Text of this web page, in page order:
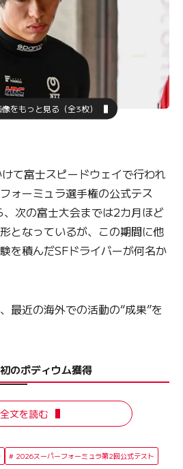
をもっと見る（全3枚）
て富士スピードウェイで行われ
ォーミュラ選手権の公式テス
次の富士大会までは2カ月ほど
となっているが、この期間に他
を積んだSFドライバーが何名か
最近の海外での活動の“成果”を
のポディウム獲得
全文を読む
2026スーパーフォーミュラ第2回公式テスト